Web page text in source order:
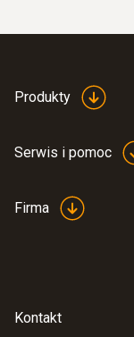
Produkty
Serwis i pomoc
Firma
Kontakt